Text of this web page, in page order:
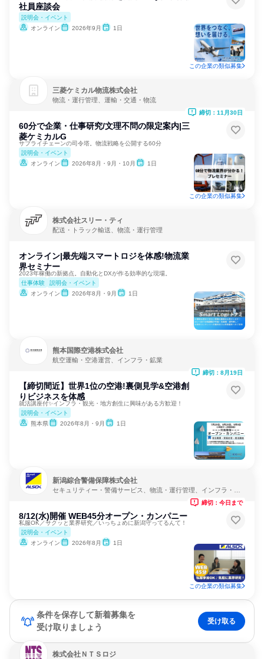
社員座談会
説明会・イベント
オンライン
2026年9月 1日
この企業の類似募集
三菱ケミカル物流株式会社
物流・運行管理、運輸・交通・物流
60分で企業・仕事研究/文理不問の限定案内|三
菱ケミカルG
サプライチェーンの司令塔。物流戦略を公開する60分
説明会・イベント
オンライン
2026年8月・9月・10月 1日
締切：11月30日
この企業の類似募集
株式会社スリー・ティ
配送・トラック輸送、物流・運行管理
オンライン|最先端スマートロジを体感!物流業
界セミナー
2023年稼働の新拠点。自動化とDXが作る効率的な現場。
仕事体験
説明会・イベント
オンライン
2026年8月・9月 1日
熊本国際空港株式会社
航空運輸・空港運営、インフラ・鉱業
【締切間近】世界1位の空港!裏側見学&空港創
りビジネスを体感
就活講座付✨インフラ・観光・地方創生に興味がある方歓迎！
説明会・イベント
熊本県
2026年8月・9月 1日
締切：8月19日
新潟綜合警備保障株式会社
セキュリティー・警備サービス、物流・運行管理、インフラ・鉱
8/12(水)開催 WEB45分オープン・カンパニー
私服OK／サクッと業界研究／いっちょめに新潟守ってるんて！
説明会・イベント
オンライン
2026年8月 1日
締切：今日まで
この企業の類似募集
条件を保存して新着募集を
受け取りましょう
受け取る
株式会社ＮＴＳロジ